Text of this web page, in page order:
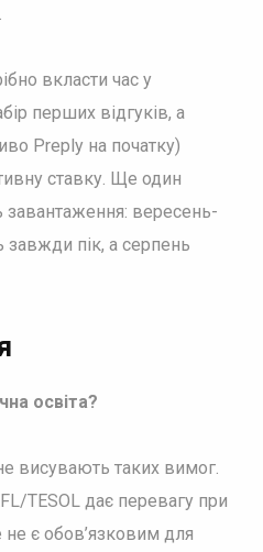
вкласти час у
перших відгуків, а
Preply на початку)
ставку. Ще один
завантаження: вересень-
завжди пік, а серпень
освіта?
висувають таких вимог.
TESOL дає перевагу при
є обов’язковим для